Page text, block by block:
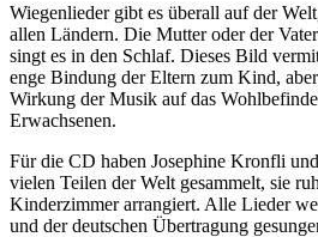
Wiegenlieder gibt es überall auf der
allen Ländern. Die Mutter oder der
singt es in den Schlaf. Dieses Bild
enge Bindung der Eltern zum Kind,
Wirkung der Musik auf das
Erwachsenen.
Für die CD haben Josephine Kronfli
vielen Teilen der Welt gesammelt, sie
Kinderzimmer arrangiert. Alle Lieder
und der deutschen Übertragung